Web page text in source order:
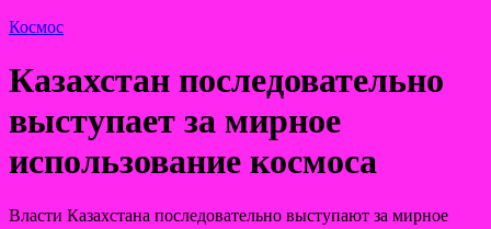
Космос
Казахстан последовательно
выступает за мирное
использование космоса
Власти Казахстана последовательно выступают за мирное